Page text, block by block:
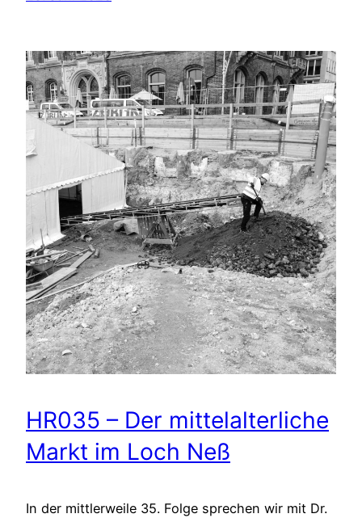
HR035 – Der mittelalterliche
Markt im Loch Neß
In der mittlerweile 35. Folge sprechen wir mit Dr.